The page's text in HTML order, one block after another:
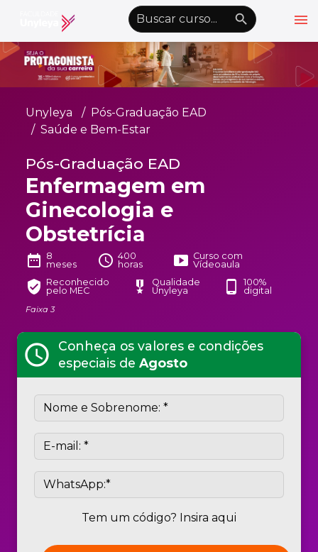
menu
emoji_objectsAlto Contraste nights_stay wb_sunny
Graduação EAD
Pós-Graduação EAD
Atualização Profissional
Conheça a Unyleyakeyboard_arrow_down
Alianças Acadêmicas
Convênioskeyboard_arrow_down
UnyVantagens
person
Unyleya
Pós-Graduação EAD
Saúde e Bem-Estar
Pós-Graduação EAD
Enfermagem em
Ginecologia e
Obstetrícia
date_range 8
meses
schedule 400
horas
smart_display Curso com
Vídeoaula
verified_user Reconhecido
pelo MEC
military_tech
Qualidade
Unyleya
phone_android
100%
digital
Faixa 3
schedule
Conheça os valores e condições
especiais de Agosto
Tem um código? Insira aqui